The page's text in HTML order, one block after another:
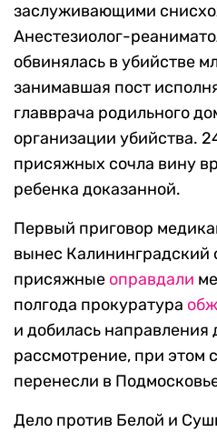
заслуживающими
Анестезиолог-
обвинялась в убийстве
занимавшая пост
главврача родильного
организации убийства.
присяжных сочла вину
ребенка доказанной.
Первый приговор
вынес Калининградский
присяжные оправдали
полгода прокуратура
и добилась направления
рассмотрение, при этом
перенесли в
Дело против Белой и